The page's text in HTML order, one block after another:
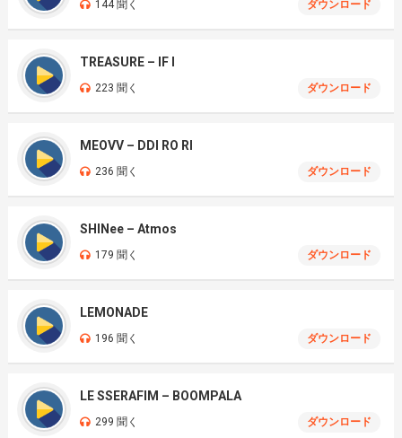
144 聞く ダウンロード
TREASURE – IF I
223 聞く ダウンロード
MEOVV – DDI RO RI
236 聞く ダウンロード
SHINee – Atmos
179 聞く ダウンロード
LEMONADE
196 聞く ダウンロード
LE SSERAFIM – BOOMPALA
299 聞く ダウンロード